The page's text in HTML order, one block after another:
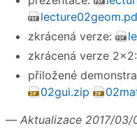
zkrácená verze:
zkrácená verze 2×2:
přiložené
02gui.zip
— Aktualizace 2017/03/